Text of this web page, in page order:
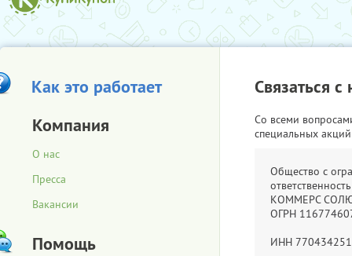
Как это работает
Компания
О нас
Пресса
Вакансии
Помощь
Связаться с
Со всеми
специальных
Общество с
КОММЕРС
ОГРН
ИНН